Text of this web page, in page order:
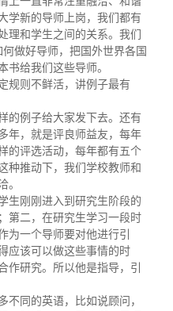
学新的导师上岗，我们都有
理和学生之间的关系。我们
何做好导师，把国外世界各国
书给我们这些导师。
规则不鲜活，讲例子最有
的例子给大家发下去。还有
年，就是评良师益友，每年
的评选活动，每年都有五个
种推动下，我们学校教师和
。
生刚刚进入到研究生阶段的
第二，在研究生学习一段时
为一个导师要对他进行引
应该可以做这些事情的时
作研究。所以他是指导，引
不同的英语，比如说顾问，